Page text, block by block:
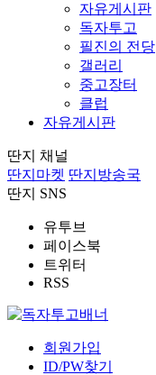
자유게시판
독자투고
필진의 전당
갤러리
중고장터
클럽
자유게시판
딴지 채널
딴지마켓 딴지방송국
딴지 SNS
유투브
페이스북
트위터
RSS
회원가입
ID/PW찾기